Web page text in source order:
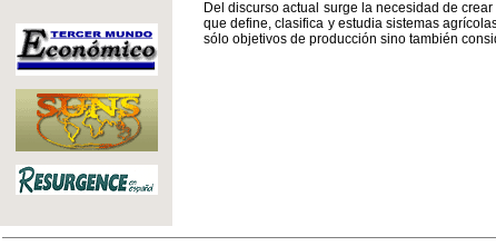
Del discurso actual surge la necesidad de
que define, clasifica y estudia sistemas
sólo objetivos de producción sino también